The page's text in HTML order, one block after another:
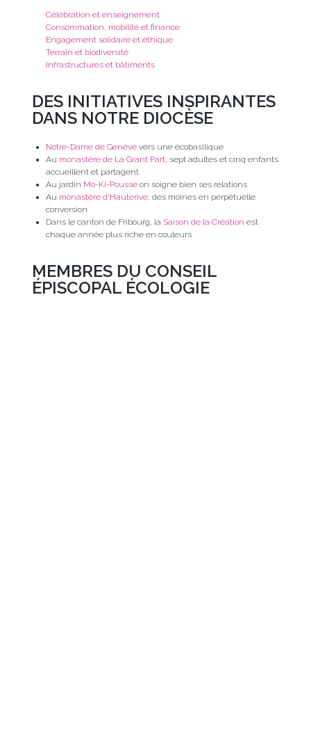
Célébration et enseignement
Consommation, mobilité et finance
Engagement solidaire et éthique
Terrain et biodiversité
Infrastructures et bâtiments
DES INITIATIVES INSPIRANTES
DANS NOTRE DIOCÈSE
Notre-Dame de Genèvevers une écobasilique
Au monastère de La Grant Part, sept adultes et cinq enfants
accueillent et partagent
Au jardin Mo-Ki-Pousseon soigne bien ses relations
Au monastère d’Hauterive, des moines en perpétuelle
conversion
Dans le canton de Fribourg, la Saison de la Création est
chaque année plus riche en couleurs
MEMBRES DU CONSEIL
ÉPISCOPAL ÉCOLOGIE